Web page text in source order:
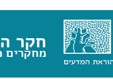
חקר
מחקרים